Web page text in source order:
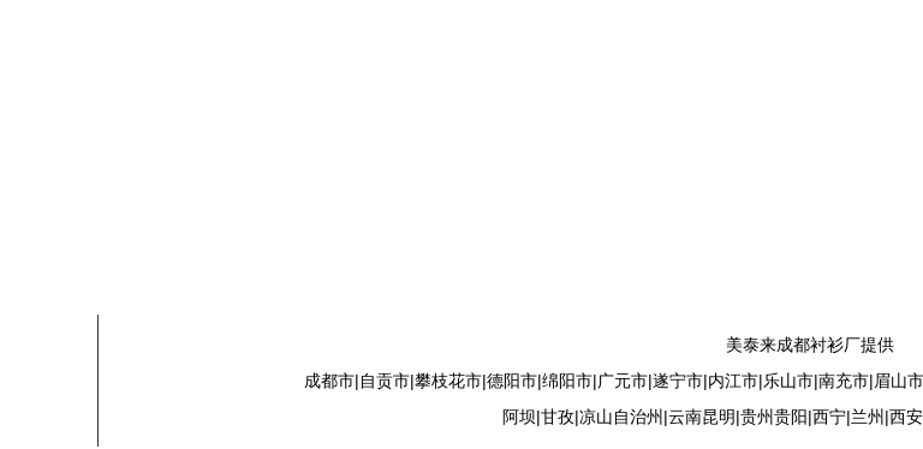
美泰来成都衬衫厂提供
成都市|自贡市|攀枝花市|德阳市|绵阳市|广元市|遂宁市|内江市|乐山市|南充市|眉山
阿坝|甘孜|凉山自治州|云南昆明|贵州贵阳|西宁|兰州|西